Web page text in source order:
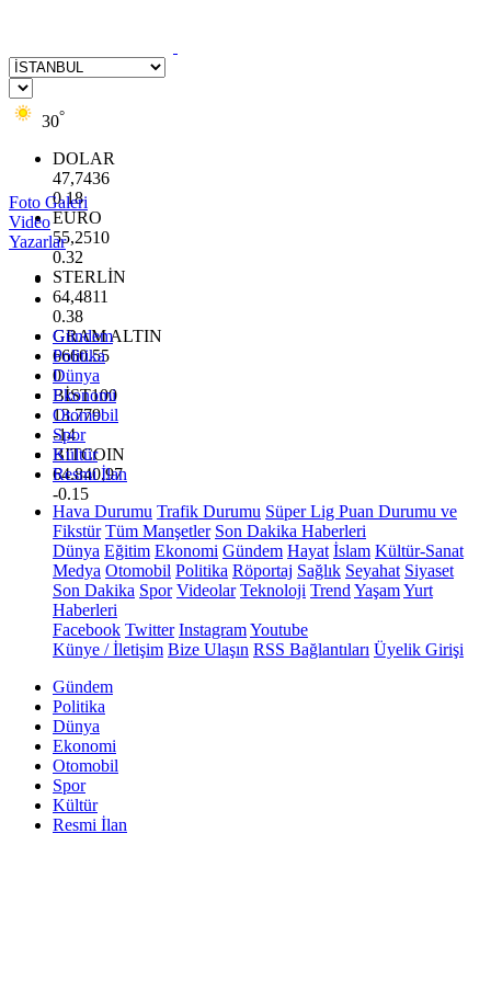
30°
DOLAR
47,7436
0.18
EURO
55,2510
0.32
STERLİN
64,4811
0.38
GRAM ALTIN
6660.55
0
BİST100
13.779
-14
BITCOIN
64.840,97
-0.15
Foto Galeri
Video
Yazarlar
Gündem
Politika
Dünya
Ekonomi
Otomobil
Spor
Kültür
Resmi İlan
Hava Durumu Trafik Durumu Süper Lig Puan Durumu ve
Fikstür Tüm Manşetler Son Dakika Haberleri
Dünya Eğitim Ekonomi Gündem Hayat İslam Kültür-Sanat
Medya Otomobil Politika Röportaj Sağlık Seyahat Siyaset
Son Dakika Spor Videolar Teknoloji Trend YaşamYurt
Haberleri
Facebook Twitter InstagramYoutube
Künye / İletişim Bize Ulaşın RSS Bağlantıları Üyelik Girişi
Gündem
Politika
Dünya
Ekonomi
Otomobil
Spor
Kültür
Resmi İlan